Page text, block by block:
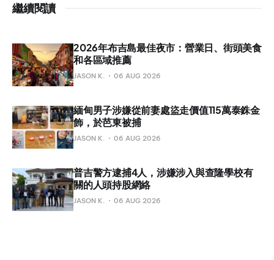
繼續閱讀
2026年布吉島最佳夜市：營業日、街頭美食
和各區域推薦
JASON K. 06 AUG 2026
緬甸男子涉嫌從前妻處盜走價值115萬泰銖金
飾，於芭東被捕
JASON K. 06 AUG 2026
普吉警方逮捕4人，涉嫌涉入與查隆學校有
關的人頭持股網絡
JASON K. 06 AUG 2026